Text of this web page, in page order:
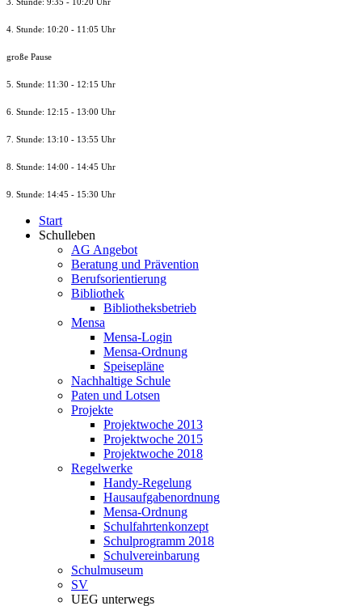
3. Stunde: 9:35 - 10:20 Uhr
4. Stunde: 10:20 - 11:05 Uhr
große Pause
5. Stunde: 11:30 - 12:15 Uhr
6. Stunde: 12:15 - 13:00 Uhr
7. Stunde: 13:10 - 13:55 Uhr
8. Stunde: 14:00 - 14:45 Uhr
9. Stunde: 14:45 - 15:30 Uhr
Start
Schulleben
AG Angebot
Beratung und Prävention
Berufsorientierung
Bibliothek
Bibliotheksbetrieb
Mensa
Mensa-Login
Mensa-Ordnung
Speisepläne
Nachhaltige Schule
Paten und Lotsen
Projekte
Projektwoche 2013
Projektwoche 2015
Projektwoche 2018
Regelwerke
Handy-Regelung
Hausaufgabenordnung
Mensa-Ordnung
Schulfahrtenkonzept
Schulprogramm 2018
Schulvereinbarung
Schulmuseum
SV
UEG unterwegs